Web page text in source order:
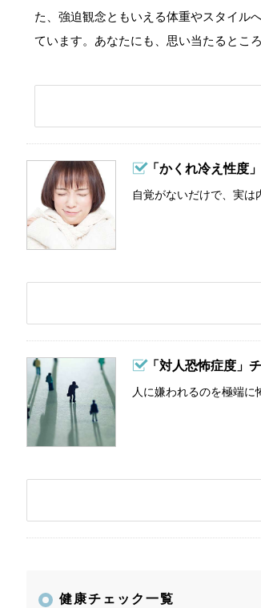
た、強迫観念ともいえる体重やスタイル
ています。あなたにも、思い当たるとこ
「かくれ冷え性度
自覚がないだけで、実は
「対人恐怖症度」
人に嫌われるのを極端に
健康チェック一覧